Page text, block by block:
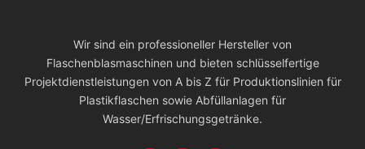
Wir sind ein professioneller Hersteller von
Flaschenblasmaschinen und bieten schlüsselfertige
Projektdienstleistungen von A bis Z für Produktionslinien für
Plastikflaschen sowie Abfüllanlagen für
Wasser/Erfrischungsgetränke.